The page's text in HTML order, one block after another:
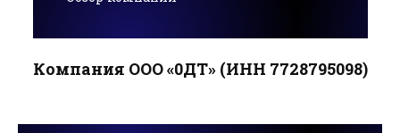
Компания ООО «0ДТ» (ИНН 7728795098)